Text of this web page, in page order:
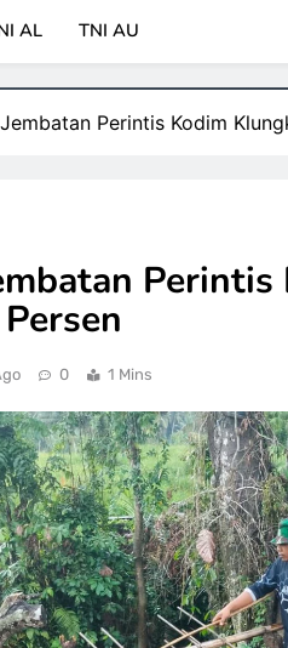
AL TNI AU
Perintis Kodim
0 1 Mins